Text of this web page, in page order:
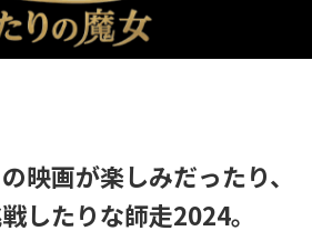
映画が楽しみだったり、
したりな師走2024。